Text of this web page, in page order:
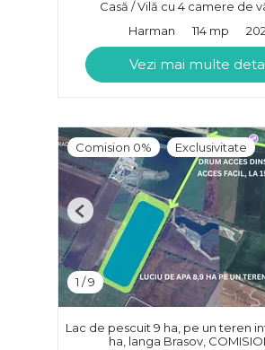
Casă / Vilă cu 4 camere de
Harman
114 mp
Vezi mai multe
Comision 0% Exclusivitate
1 /9
Previous
Lac de pescuit 9 ha, pe un teren
ha, langa Brasov,